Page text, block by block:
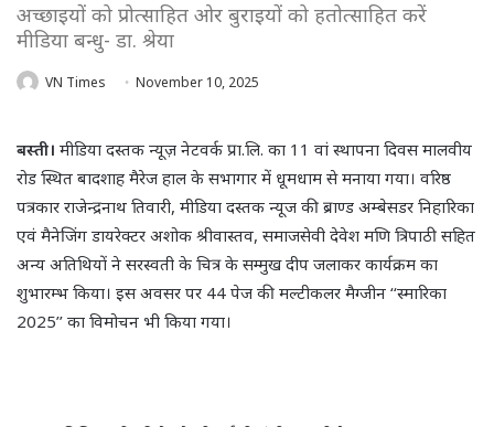
अच्छाइयों को प्रोत्साहित ओर बुराइयों को हतोत्साहित करें
मीडिया बन्धु- डा. श्रेया
VN Times November 10, 2025
बस्ती। मीडिया दस्तक न्यूज़ नेटवर्क प्रा.लि. का 11 वां स्थापना दिवस मालवीय
रोड स्थित बादशाह मैरेज हाल के सभागार में धूमधाम से मनाया गया। वरिष्ठ
पत्रकार राजेन्द्रनाथ तिवारी, मीडिया दस्तक न्यूज की ब्राण्ड अम्बेसडर निहारिका
एवं मैनेजिंग डायरेक्टर अशोक श्रीवास्तव, समाजसेवी देवेश मणि त्रिपाठी सहित
अन्य अतिथियों ने सरस्वती के चित्र के सम्मुख दीप जलाकर कार्यक्रम का
शुभारम्भ किया। इस अवसर पर 44 पेज की मल्टीकलर मैग्जीन ‘‘स्मारिका
2025’’ का विमोचन भी किया गया।